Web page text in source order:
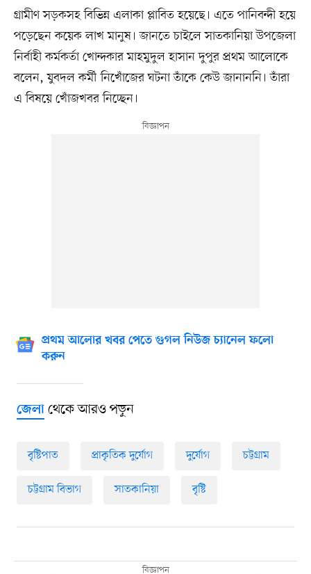
গ্রামীণ সড়কসহ বিভিন্ন এলাকা প্লাবিত হয়েছে। এতে পানিবন্দী হয়ে
পড়েছেন কয়েক লাখ মানুষ। জানতে চাইলে সাতকানিয়া উপজেলা
নির্বাহী কর্মকর্তা খোন্দকার মাহমুদুল হাসান দুপুর প্রথম আলোকে
বলেন, যুবদল কর্মী নিখোঁজের ঘটনা তাঁকে কেউ জানাননি। তাঁরা
এ বিষয়ে খোঁজখবর নিচ্ছেন।
প্রথম আলোর খবর পেতে গুগল নিউজ চ্যানেল ফলো
করুন
জেলাথেকে আরও পড়ুন
বৃষ্টিপাত প্রাকৃতিক দুর্যোগ দুর্যোগ চট্টগ্রাম
চট্টগ্রাম বিভাগ সাতকানিয়া বৃষ্টি